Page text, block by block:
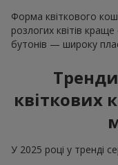
Форма квіткового
розлогих квітів
бутонів — широку
квіткових
У 2025 році у тренді